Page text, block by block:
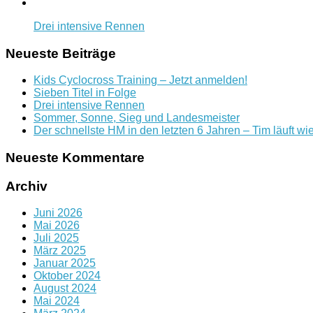
Drei intensive Rennen
Neueste Beiträge
Kids Cyclocross Training – Jetzt anmelden!
Sieben Titel in Folge
Drei intensive Rennen
Sommer, Sonne, Sieg und Landesmeister
Der schnellste HM in den letzten 6 Jahren – Tim läuft
Neueste Kommentare
Archiv
Juni 2026
Mai 2026
Juli 2025
März 2025
Januar 2025
Oktober 2024
August 2024
Mai 2024